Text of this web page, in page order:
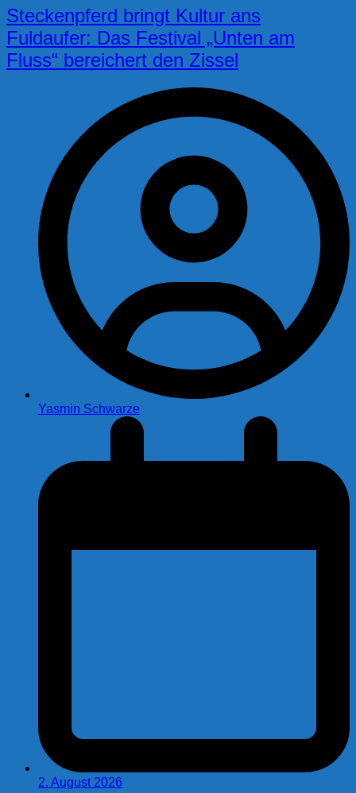
Steckenpferd bringt Kultur ans
Fuldaufer: Das Festival „Unten am
Fluss“ bereichert den Zissel
Yasmin Schwarze
2. August 2026